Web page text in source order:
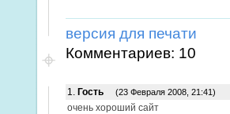
версия для печати
Комментариев: 10
1. Гость (23 Февраля 2008, 21:41)
очень хороший сайт